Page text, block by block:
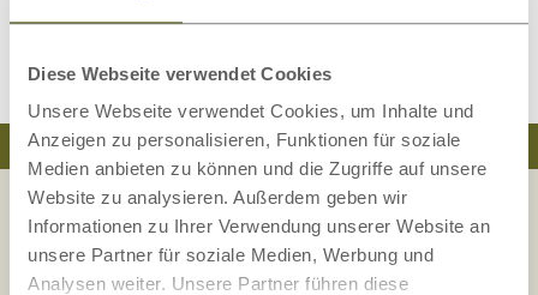
Diese Webseite verwendet Cookies
Unsere Webseite verwendet Cookies, um Inhalte und
Anzeigen zu personalisieren, Funktionen für soziale
Medien anbieten zu können und die Zugriffe auf unsere
Website zu analysieren. Außerdem geben wir
Informationen zu Ihrer Verwendung unserer Website an
unsere Partner für soziale Medien, Werbung und
Analysen weiter. Unsere Partner führen diese
Kundenrezension verfassen
Traumhaft schlafen Natürlich wohnen
Ihre Sicherheit liegt uns am Herzen!